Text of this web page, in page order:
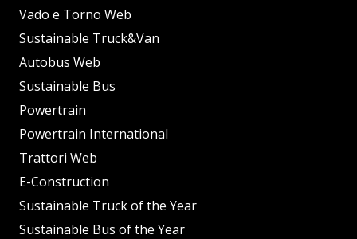
Vado e Torno Web
Sustainable Truck&Van
Autobus Web
Sustainable Bus
Powertrain
Powertrain International
Trattori Web
E-Construction
Sustainable Truck of the Year
Sustainable Bus of the Year